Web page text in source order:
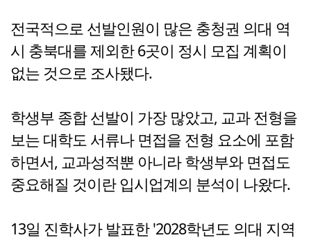
전국적으로 선발인원이 많은 충청권 의대 역
시 충북대를 제외한 6곳이 정시 모집 계획이
없는 것으로 조사됐다.
학생부 종합 선발이 가장 많았고, 교과 전형을
보는 대학도 서류나 면접을 전형 요소에 포함
하면서, 교과성적뿐 아니라 학생부와 면접도
중요해질 것이란 입시업계의 분석이 나왔다.
13일 진학사가 발표한 '2028학년도 의대 지역